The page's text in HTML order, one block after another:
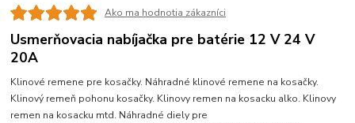
Ako ma hodnotia zákazníci
Usmerňovacia nabíjačka pre batérie 12 V 24 V
20A
Klinové remene pre kosačky. Náhradné klinové remene na kosačky.
Klinový remeň pohonu kosačky. Klinovy remen na kosacku alko. Klinovy
remen na kosacku mtd. Náhradné diely pre